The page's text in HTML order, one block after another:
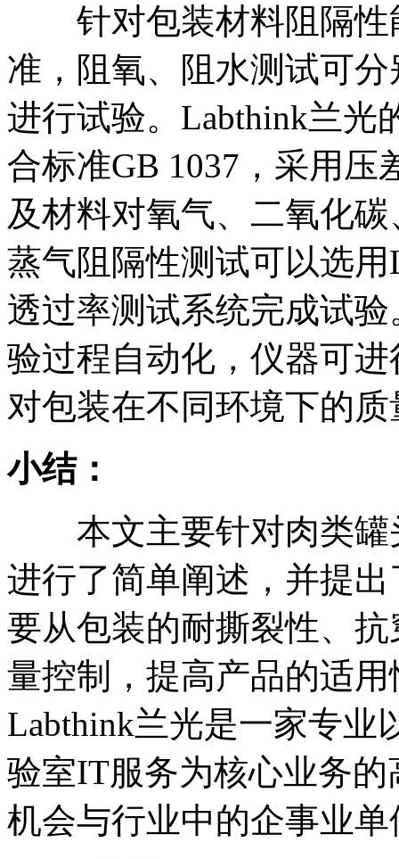
针对包装材料阻隔性
准，阻氧、阻水测试可分
进行试验。Labthink兰光
合标准GB 1037，采用
及材料对氧气、二氧化
蒸气阻隔性测试可以选
透过率测试系统完成试
验过程自动化，仪器可
对包装在不同环境下的
小结：
本文主要针对肉类罐
进行了简单阐述，并提
要从包装的耐撕裂性、
量控制，提高产品的适
Labthink兰光是一家专业
验室IT服务为核心业务
机会与行业中的企事业